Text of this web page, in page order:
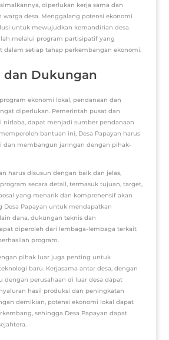
diperlukan kerja sama dan
warga desa. Menggalang potensi ekonomi
untuk mewujudkan kemandirian desa.
melalui program partisipatif yang
dalam setiap tahap perkembangan ekonomi.
dan Dukungan
ekonomi lokal, pendanaan dan
diperlukan. Pemerintah pusat dan
nirlaba, dapat menjadi sumber pendanaan
bantuan ini, Desa Papayan harus
dan membangun jaringan dengan pihak-
harus disusun dengan baik dan jelas,
secara detail, termasuk tujuan, target,
yang menarik dan komprehensif akan
Desa Papayan untuk mendapatkan
dana, dukungan teknis dan
diperoleh dari lembaga-lembaga terkait
program.
pihak luar juga penting untuk
baru. Kerjasama antar desa, dengan
dengan perusahaan di luar desa dapat
hasil produksi dan peningkatan
demikian, potensi ekonomi lokal dapat
sehingga Desa Papayan dapat